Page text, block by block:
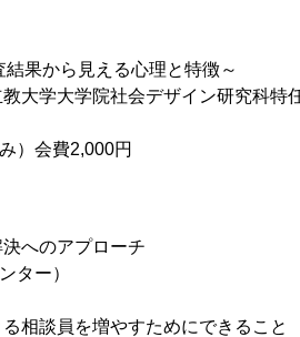
果から見える心理と特徴～
大学大学院社会デザイン研究科特
）会費2,000円
へのアプローチ
ター）
談員を増やすためにできること